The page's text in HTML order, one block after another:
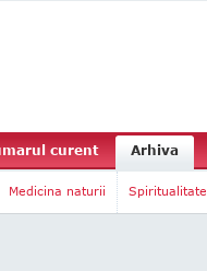
curent Arhiva
Medicina naturii Spiritualitate